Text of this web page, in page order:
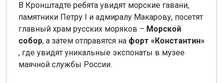
В Кронштадте ребята увидят морские гавани,
памятники Петру I и адмиралу Макарову, посетят
главный храм русских моряков – Морской
собор, а затем отправятся на форт «Константин»
, где увидят уникальные экспонаты в музее
маячной службы России.